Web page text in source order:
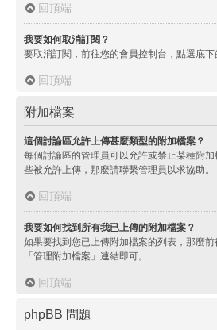
回頂端
我要如何取消訂閱？
要取消訂閱，前往您的會員控制台，點選底下
回頂端
附加檔案
這個討論區允許上傳甚麼類型的附加檔案？
每個討論區的管理員可以允許或禁止某種附
些被允許上傳，那麼請聯繫管理員以求協助。
回頂端
我要如何找到所有我已上傳的附加檔案？
如果要找到您已上傳附加檔案的列表，那麼
「管理附加檔案」連結即可。
回頂端
phpBB 問題